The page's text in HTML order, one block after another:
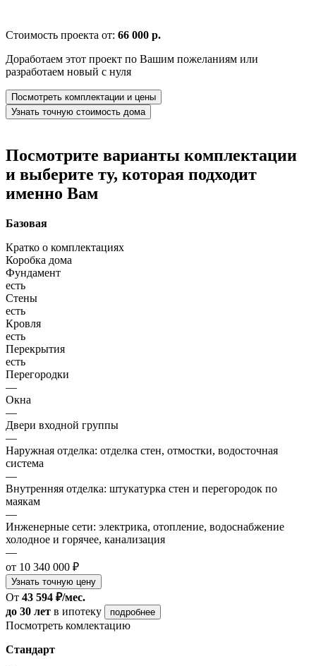
Стоимость проекта от: 66 000 р.
Доработаем этот проект по Вашим пожеланиям или
разработаем новый с нуля
Посмотреть комплектации и цены
Узнать точную стоимость дома
Посмотрите варианты комплектации
и выберите ту, которая подходит
именно Вам
Базовая
Кратко о комплектациях
Коробка дома
Фундамент
есть
Стены
есть
Кровля
есть
Перекрытия
есть
Перегородки
—
Окна
—
Двери входной группы
—
Наружная отделка: отделка стен, отмостки, водосточная
система
—
Внутренняя отделка: штукатурка стен и перегородок по
маякам
—
Инженерные сети: электрика, отопление, водоснабжение
холодное и горячее, канализация
—
от 10 340 000 ₽
Узнать точную цену
От 43 594 ₽/мес.
до 30 лет в ипотеку подробнее
Посмотреть комлектацию
Стандарт